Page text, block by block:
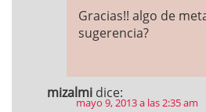
Gracias!! algo de
sugerencia?
mizalmi dice:
mayo 9, 2013 a las 2:35 am